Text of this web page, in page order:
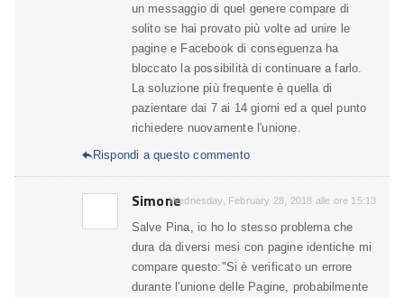
un messaggio di quel genere compare di
solito se hai provato più volte ad unire le
pagine e Facebook di conseguenza ha
bloccato la possibilità di continuare a farlo.
La soluzione più frequente è quella di
pazientare dai 7 ai 14 giorni ed a quel punto
richiedere nuovamente l'unione.
Rispondi a questo commento
SimoneWednesday, February 28, 2018 alle ore 15:13
Salve Pina, io ho lo stesso problema che
dura da diversi mesi con pagine identiche mi
compare questo:"Si è verificato un errore
durante l'unione delle Pagine, probabilmente